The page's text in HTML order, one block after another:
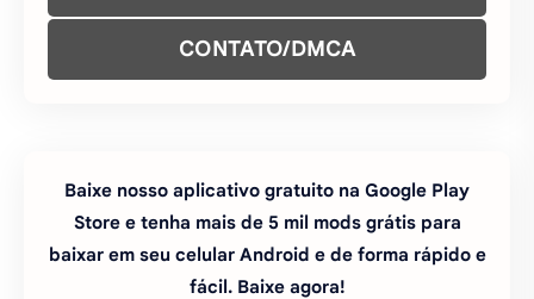
CONTATO/DMCA
Baixe nosso aplicativo gratuito na Google Play
Store e tenha mais de 5 mil mods grátis para
baixar em seu celular Android e de forma rápido e
fácil. Baixe agora!